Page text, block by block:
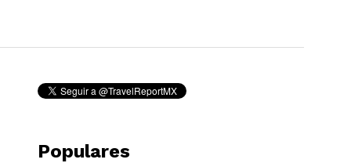
Populares